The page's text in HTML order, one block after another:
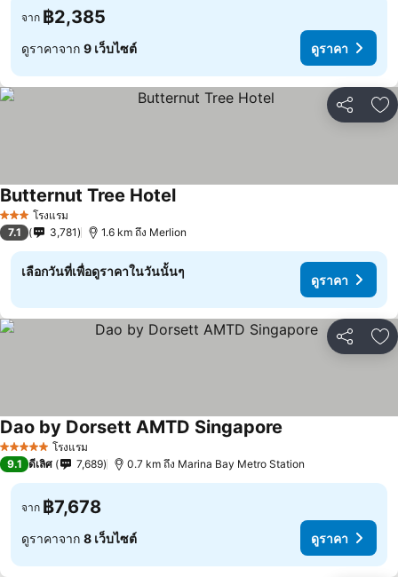
จาก ฿2,385
ดูราคาจาก 9 เว็บไซต์ ดูราคา
แชร์ เ
3 ดาว โรงแรม
Butternut Tree Hotel
7.1 3,781 1.6 km ถึง Merlion
เลือกวันที่เพื่อดูราคาในวันนั้นๆ
ดูราคา
แชร์ เ
5 ดาว โรงแรม
Dao by Dorsett AMTD Singapore
9.1 ดีเลิศ 7,689 0.7 km ถึง Marina Bay Metro Station
จาก ฿7,678
ดูราคาจาก 8 เว็บไซต์ ดูราคา